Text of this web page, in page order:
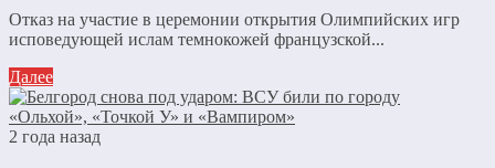
Отказ на участие в церемонии открытия Олимпийских игр
исповедующей ислам темнокожей французской...
Далее
2 года назад